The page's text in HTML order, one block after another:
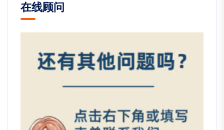
在线顾问